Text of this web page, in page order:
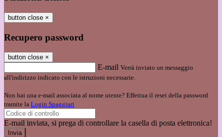
button close ×
Recupero password
button close ×
E-mail Verrà inviato un messaggio
all'indirizzo indicato con le istruzioni necessarie.
Non hai una e-mail associata al nome utente? Effettua il reset della password
tramite la Login Spaggiari
E-mail inviata, si prega di controllare la casella di posta elettronica!